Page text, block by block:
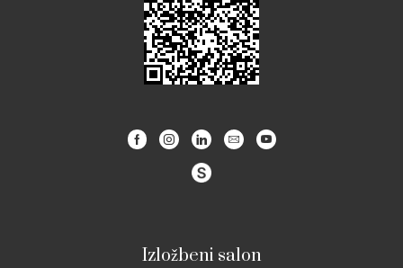
FacebookInstagramLinkedinEmail Youtube
Izložbeni salon